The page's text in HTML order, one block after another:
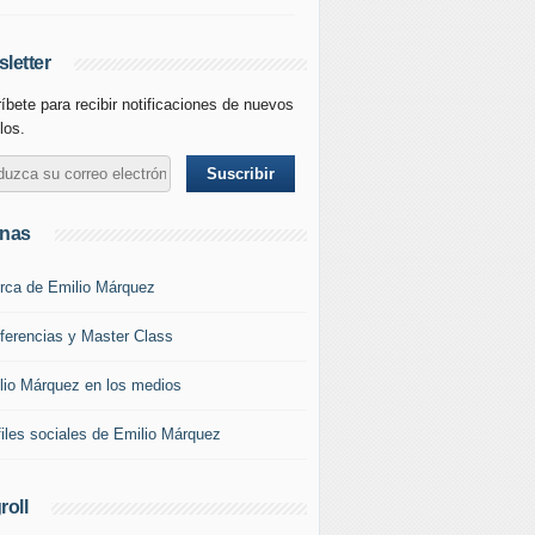
para recibir notificaciones de nuevos
de Emilio Márquez
y Master Class
Márquez en los medios
sociales de Emilio Márquez